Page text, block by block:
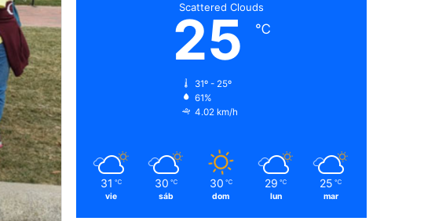
Scattered Clouds
25 ℃
31º - 25º
61%
4.02 km/h
31 ℃
vie
30 ℃
sáb
30 ℃
dom
29 ℃
lun
25 ℃
mar